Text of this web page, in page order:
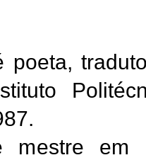
poeta,
mestre em